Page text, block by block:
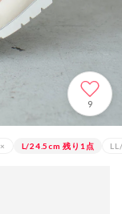
9
× L/24.5cm 残り1点